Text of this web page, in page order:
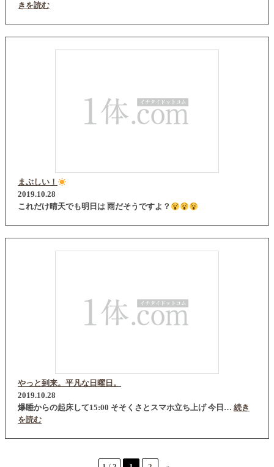
きを読む
まぶしい！
2019.10.28
これだけ晴天でも明日は 雨だそうですよ？
やっと到来。平凡な日曜日。
2019.10.28
爆睡からの起床して15:00 そそくさとスマホ立ち上げ 今日… 続き
を読む